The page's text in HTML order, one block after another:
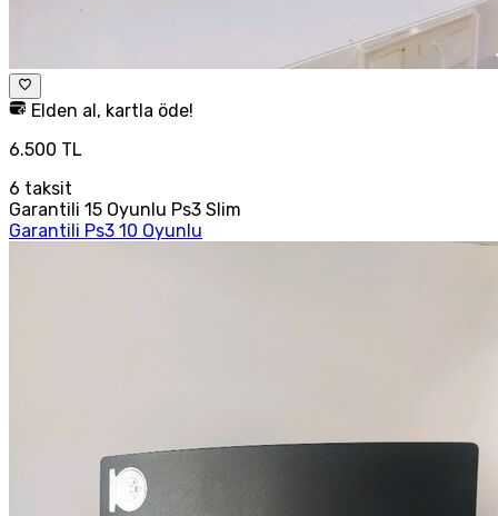
Elden al, kartla öde!
6.500 TL
6 taksit
Garantili 15 Oyunlu Ps3 Slim
Garantili Ps3 10 Oyunlu